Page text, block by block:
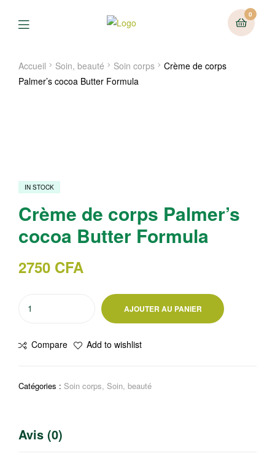
0
Menu
Accueil Soin, beauté Soin corps
Crème de corps
Palmer’s cocoa Butter Formula
IN STOCK
Crème de corps Palmer’s
cocoa Butter Formula
2750 CFA
de
cocoa
AJOUTER AU PANIER
Compare Add to wishlist
Catégories : Soin corps, Soin, beauté
Avis (0)